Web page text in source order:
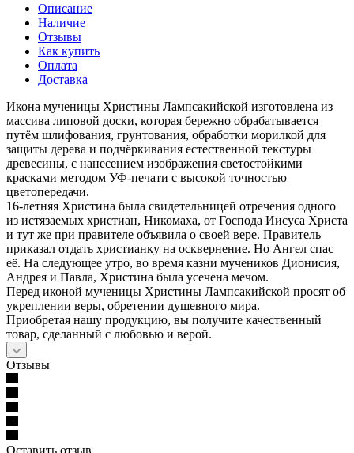
Описание
Наличие
Отзывы
Как купить
Оплата
Доставка
Икона мученицы Христины Лампсакийской изготовлена из
массива липовой доски, которая бережно обрабатывается
путём шлифования, грунтования, обработки морилкой для
защиты дерева и подчёркивания естественной текстуры
древесины, с нанесением изображения светостойкими
красками методом УФ-печати с высокой точностью
цветопередачи.
16-летняя Христина была свидетельницей отречения одного
из истязаемых христиан, Никомаха, от Господа Иисуса Христа
и тут же при правителе объявила о своей вере. Правитель
приказал отдать христианку на осквернение. Но Ангел спас
её. На следующее утро, во время казни мучеников Дионисия,
Андрея и Павла, Христина была усечена мечом.
Перед иконой мученицы Христины Лампсакийской просят об
укреплении веры, обретении душевного мира.
Приобретая нашу продукцию, вы получите качественный
товар, сделанный с любовью и верой.
Отзывы
Оставить отзыв